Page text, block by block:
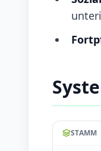
STAMM